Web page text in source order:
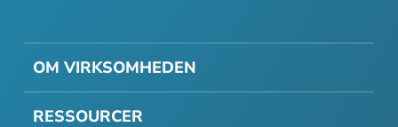
OM VIRKSOMHEDEN
RESSOURCER